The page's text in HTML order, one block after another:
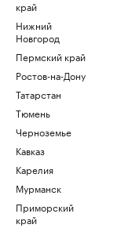
край
Нижний
Новгород
Пермский край
Ростов-на-Дону
Татарстан
Тюмень
Черноземье
Кавказ
Карелия
Мурманск
Приморский
край